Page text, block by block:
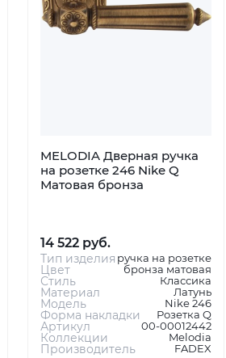
MELODIA Дверная ручка
на розетке 246 Nike Q
Матовая бронза
14 522 руб.
Тип изделия ручка на розетке
Цвет бронза матовая
Стиль Классика
Материал Латунь
Модель Nike 246
Форма накладки Розетка Q
Артикул 00-00012442
Коллекции Melodia
Производитель FADEX